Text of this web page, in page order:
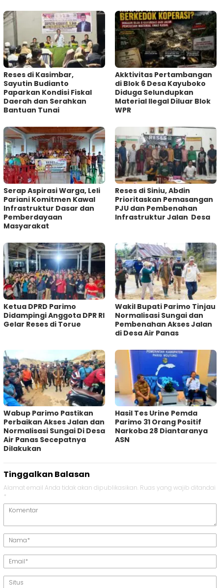
Reses di Kasimbar,
Sayutin Budianto
Paparkan Kondisi Fiskal
Daerah dan Serahkan
Bantuan Tunai
Akktivitas Pertambangan
di Blok 6 Desa Kayuboko
Diduga Selundupkan
Material Ilegal Diluar Blok
WPR
Serap Aspirasi Warga, Leli
Pariani Komitmen Kawal
Infrastruktur Dasar dan
Pemberdayaan
Masyarakat
Reses di Siniu, Abdin
Prioritaskan Pemasangan
PJU dan Pembenahan
Infrastruktur Jalan Desa
Ketua DPRD Parimo
Didampingi Anggota DPR RI
Gelar Reses di Torue
Wakil Bupati Parimo Tinjau
Normalisasi Sungai dan
Pembenahan Akses Jalan
di Desa Air Panas
Wabup Parimo Pastikan
Perbaikan Akses Jalan dan
Normalisasi Sungai Di Desa
Air Panas Secepatnya
Dilakukan
Hasil Tes Urine Pemda
Parimo 31 Orang Positif
Narkoba 28 Diantaranya
ASN
Tinggalkan Balasan
Alamat email Anda tidak akan dipublikasikan. Ruas yang wajib ditandai
*